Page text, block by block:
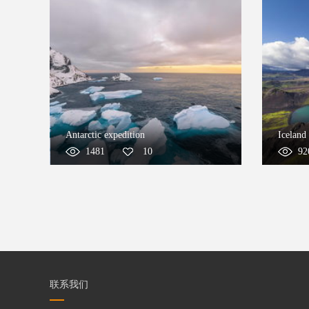
Antarctic expedition
1481
10
Iceland
联系我们